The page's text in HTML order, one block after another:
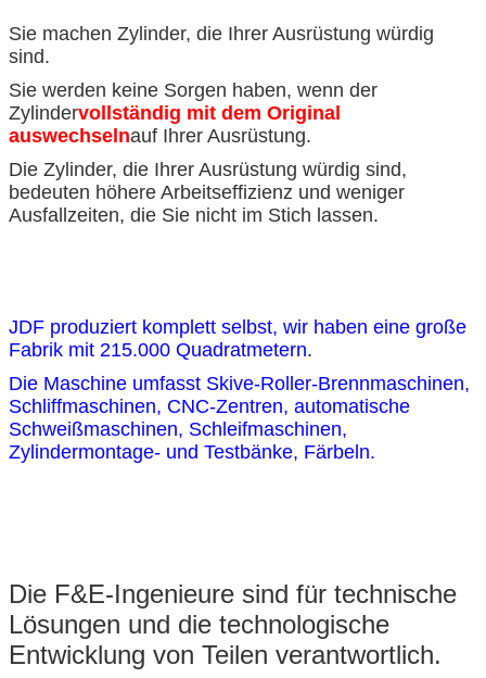
Sie machen Zylinder, die Ihrer Ausrüstung würdig
sind.
Sie werden keine Sorgen haben, wenn der
Zylindervollständig mit dem Original
auswechselnauf Ihrer Ausrüstung.
Die Zylinder, die Ihrer Ausrüstung würdig sind,
bedeuten höhere Arbeitseffizienz und weniger
Ausfallzeiten, die Sie nicht im Stich lassen.
JDF produziert komplett selbst, wir haben eine große
Fabrik mit 215.000 Quadratmetern.
Die Maschine umfasst Skive-Roller-Brennmaschinen,
Schliffmaschinen, CNC-Zentren, automatische
Schweißmaschinen, Schleifmaschinen,
Zylindermontage- und Testbänke, Färbeln.
Die F&E-Ingenieure sind für technische
Lösungen und die technologische
Entwicklung von Teilen verantwortlich.